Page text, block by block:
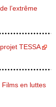
l’extrême
projet TESSA
Films en luttes